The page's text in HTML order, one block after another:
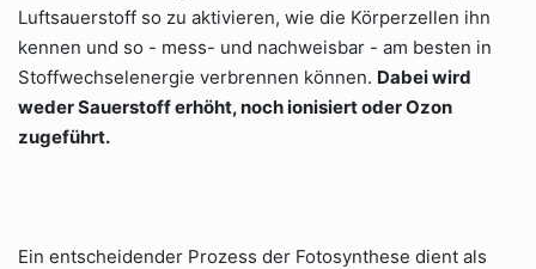
Luftsauerstoff so zu aktivieren, wie die Körperzellen ihn
kennen und so - mess- und nachweisbar - am besten in
Stoffwechselenergie verbrennen können. Dabei wird
weder Sauerstoff erhöht, noch ionisiert oder Ozon
zugeführt.
Ein entscheidender Prozess der Fotosynthese dient als